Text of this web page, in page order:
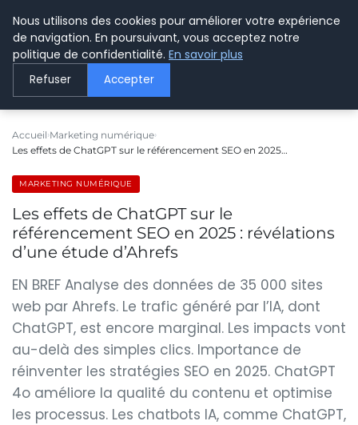
LE WEBMARKETING
Accueil Marketing numérique
Les effets de ChatGPT sur le référencement SEO en 2025…
MARKETING NUMÉRIQUE
Les effets de ChatGPT sur le
référencement SEO en 2025 : révélations
d’une étude d’Ahrefs
EN BREF Analyse des données de 35 000 sites
web par Ahrefs. Le trafic généré par l’IA, dont
ChatGPT, est encore marginal. Les impacts vont
au-delà des simples clics. Importance de
réinventer les stratégies SEO en 2025. ChatGPT
4o améliore la qualité du contenu et optimise
les processus. Les chatbots IA, comme ChatGPT,
Nous utilisons des cookies pour améliorer votre expérience
de navigation. En poursuivant, vous acceptez notre
politique de confidentialité. En savoir plus
Refuser Accepter